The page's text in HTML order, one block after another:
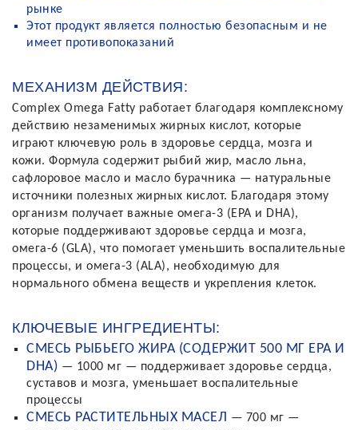
рынке
Этот продукт является полностью безопасным и не
имеет противопоказаний
МЕХАНИЗМ ДЕЙСТВИЯ:
Complex Omega Fatty работает благодаря комплексному
действию незаменимых жирных кислот, которые
играют ключевую роль в здоровье сердца, мозга и
кожи. Формула содержит рыбий жир, масло льна,
сафлоровое масло и масло бурачника — натуральные
источники полезных жирных кислот. Благодаря этому
организм получает важные омега-3 (EPA и DHA),
которые поддерживают здоровье сердца и мозга,
омега-6 (GLA), что помогает уменьшить воспалительные
процессы, и омега-3 (ALA), необходимую для
нормального обмена веществ и укрепления клеток.
КЛЮЧЕВЫЕ ИНГРЕДИЕНТЫ:
СМЕСЬ РЫБЬЕГО ЖИРА (СОДЕРЖИТ 500 МГ EPA И
DHA) — 1000 мг — поддерживает здоровье сердца,
суставов и мозга, уменьшает воспалительные
процессы
СМЕСЬ РАСТИТЕЛЬНЫХ МАСЕЛ — 700 мг —